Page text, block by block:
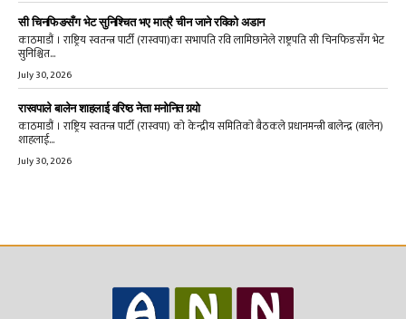
सी चिनफिङसँग भेट सुनिश्चित भए मात्रै चीन जाने रविको अडान
काठमाडौं । राष्ट्रिय स्वतन्त्र पार्टी (रास्वपा)का सभापति रवि लामिछानेले राष्ट्रपति सी चिनफिङसँग भेट
सुनिश्चित...
July 30, 2026
रास्वपाले बालेन शाहलाई वरिष्ठ नेता मनोनित गर्‍यो
काठमाडौं । राष्ट्रिय स्वतन्त्र पार्टी (रास्वपा) को केन्द्रीय समितिको बैठकले प्रधानमन्त्री बालेन्द्र (बालेन)
शाहलाई...
July 30, 2026